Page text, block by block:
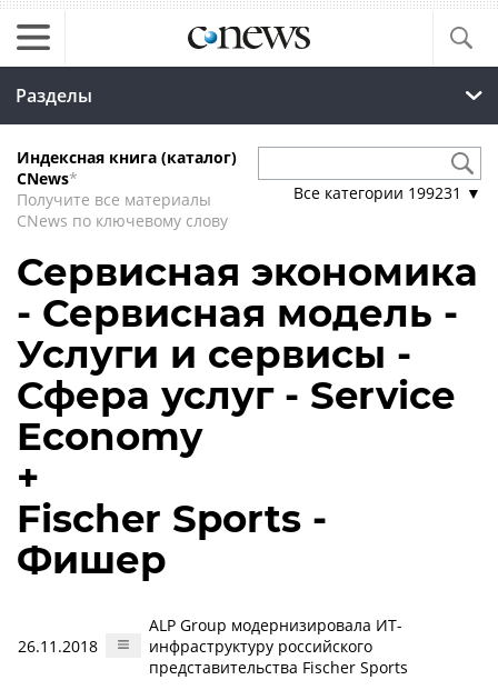
Разделы
Индексная книга (каталог)
CNews*
Получите все материалы
CNews по ключевому слову
Все категории 199231 ▼
Сервисная экономика
- Сервисная модель -
Услуги и сервисы -
Сфера услуг - Service
Economy
+
Fischer Sports -
Фишер
26.11.2018
ALP Group модернизировала ИТ-
инфраструктуру российского
представительства Fischer Sports